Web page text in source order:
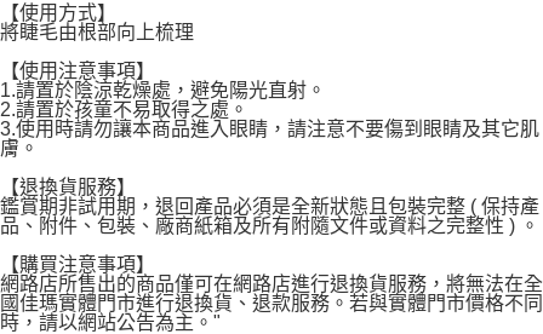
【使用方式】
將睫毛由根部向上梳理
【使用注意事項】
1.請置於陰涼乾燥處，避免陽光直射。
2.請置於孩童不易取得之處。
3.使用時請勿讓本商品進入眼睛，請注意不要傷到眼睛及其它肌
膚。
【退換貨服務】
鑑賞期非試用期，退回產品必須是全新狀態且包裝完整 ( 保持產
品、附件、包裝、廠商紙箱及所有附隨文件或資料之完整性 ) 。
【購買注意事項】
網路店所售出的商品僅可在網路店進行退換貨服務，將無法在全
國佳瑪實體門市進行退換貨、退款服務。若與實體門市價格不同
時，請以網站公告為主。"